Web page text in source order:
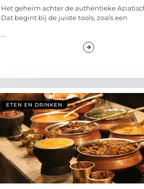
Het geheim achter de authentieke
Dat begint bij de juiste tools, zoals een
...
ETEN EN DRINKEN